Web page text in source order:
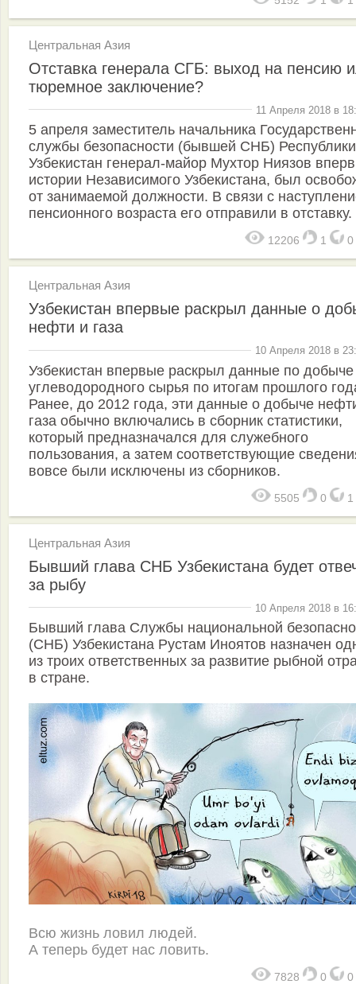
Центральная Азия
Отставка генерала СГБ: выход на пенсию
тюремное заключение?
11 Апреля 2018 в
5 апреля заместитель начальника
службы безопасности (бывшей СНБ) Республики
Узбекистан генерал-майор Мухтор Ниязов
истории Независимого Узбекистана, был
от занимаемой должности. В связи с
пенсионного возраста его отправили в отставку.
12206 1 0
Центральная Азия
Узбекистан впервые раскрыл данные о
нефти и газа
10 Апреля 2018 в
Узбекистан впервые раскрыл данные по добыче
углеводородного сырья по итогам прошлого
Ранее, до 2012 года, эти данные о добыче
газа обычно включались в сборник статистики,
который предназначался для служебного
пользования, а затем соответствующие
вовсе были исключены из сборников.
5505 0 1
Центральная Азия
Бывший глава СНБ Узбекистана будет
за рыбу
10 Апреля 2018 в
Бывший глава Службы национальной
(СНБ) Узбекистана Рустам Иноятов назначен
из троих ответственных за развитие рыбной
в стране.
Всю жизнь ловил людей.
А теперь будет нас ловить.
7828 0 0